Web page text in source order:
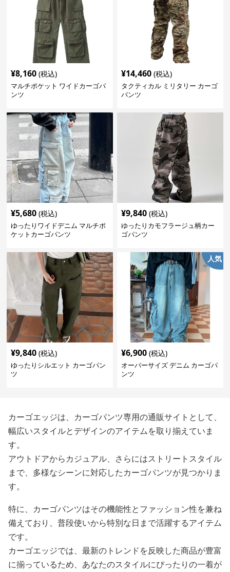
¥8,160 (税込)
マルチポケット ワイドカーゴパ
ンツ
¥14,460 (税込)
タクティカル ミリタリー カーゴ
パンツ
¥5,680 (税込)
ゆったりワイドデニム マルチポ
ケットカーゴパンツ
¥9,840 (税込)
ゆったりカモフラージュ柄カー
ゴパンツ
¥9,840 (税込)
ゆったりシルエット カーゴパン
ツ
人気
¥6,900 (税込)
オーバーサイズ デニム カーゴパ
ンツ
カーゴエッジは、カーゴパンツ専用の通販サイトとして、
幅広いスタイルとデザインのアイテムを取り揃えていま
す。
アウトドアからカジュアル、さらにはストリートスタイル
まで、多様なシーンに対応したカーゴパンツが見つかりま
す。
特に、カーゴパンツはその機能性とファッション性を兼ね
備えており、普段使いから特別な日まで活躍するアイテム
です。
カーゴエッジでは、最新のトレンドを反映した商品が豊富
に揃っているため、あなたのスタイルにぴったりの一着が